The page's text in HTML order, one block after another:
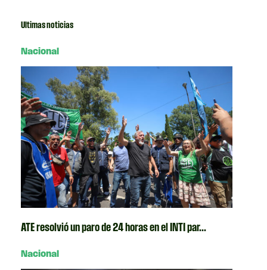
Ultimas noticias
Nacional
ATE resolvió un paro de 24 horas en el INTI par...
Nacional